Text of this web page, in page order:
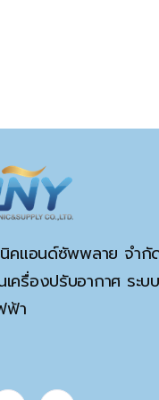
นิคแอนด์ซัพพลาย จำกั
เครื่องปรับอากาศ ระบบ
ฟ้า